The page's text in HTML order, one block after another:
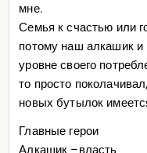
22 начался
.
Всегда забавляли
гениальных ходах.
вещь, точнее
график цены на
олигофреном, если у
изменения ты
мне.
Семья к счастью или
потому наш алкашик и
уровне своего
то просто
новых бутылок
Главные герои
Алкашик –власть